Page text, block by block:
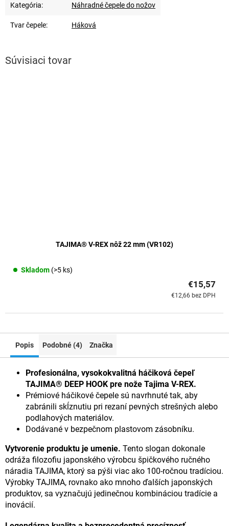
Kategória: Náhradné čepele do nožov
Tvar čepele: Háková
Súvisiaci tovar
TAJIMA® V-REX nôž 22 mm (VR102)
Skladom (>5 ks)
€12,66 bez DPH
€15,57
Popis Podobné (4) Značka
Profesionálna, vysokokvalitná háčiková čepeľ
TAJIMA® DEEP HOOK pre nože Tajima V-REX.
Prémiové háčikové čepele sú navrhnuté tak, aby
zabránili skĺznutiu pri rezaní pevných strešných alebo
podlahových materiálov.
Dodávané v bezpečnom plastovom zásobníku.
Vytvorenie produktu je umenie. Tento slogan dokonale
odráža filozofiu japonského výrobcu špičkového ručného
náradia TAJIMA, ktorý sa pýši viac ako 100-ročnou tradíciou.
Výrobky TAJIMA, rovnako ako mnoho ďalších japonských
produktov, sa vyznačujú jedinečnou kombináciou tradície a
inovácií.